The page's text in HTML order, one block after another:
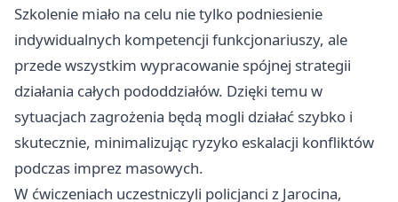
Szkolenie miało na celu nie tylko podniesienie
indywidualnych kompetencji funkcjonariuszy, ale
przede wszystkim wypracowanie spójnej strategii
działania całych pododdziałów. Dzięki temu w
sytuacjach zagrożenia będą mogli działać szybko i
skutecznie, minimalizując ryzyko eskalacji konfliktów
podczas imprez masowych.
W ćwiczeniach uczestniczyli policjanci z Jarocina,